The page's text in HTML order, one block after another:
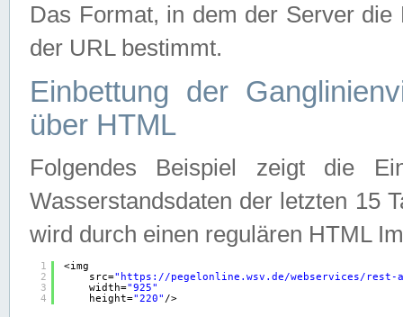
Das Format, in dem der Server
der URL bestimmt.
Einbettung der
über HTML
Folgendes Beispiel zeigt die
Wasserstandsdaten der letzten 15
wird durch einen regulären HTML
1
2
3
4
<img
src=" https://pegelonline.wsv.de/webservices/rest-
width="925"
height="220" />